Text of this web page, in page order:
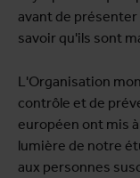
avant de
savoir qu'ils sont
L'Organisation
contrôle et de
européen ont mis
lumière de notre
aux personnes